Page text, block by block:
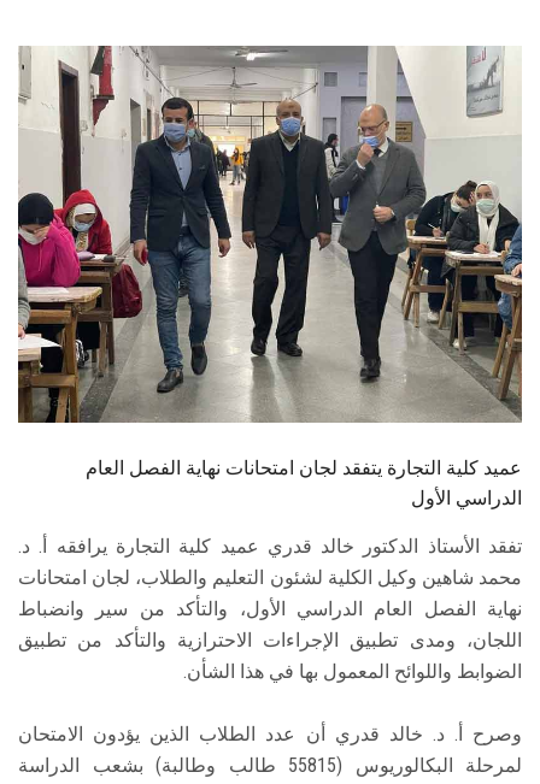
الطلاب
هيئة التدريس
الدراسات العليا
الخريجين
الموظفون
الزائـرون
عميد كلية التجارة يتفقد لجان امتحانات نهاية الفصل العام
الدراسي الأول
تفقد الأستاذ الدكتور خالد قدري عميد كلية التجارة يرافقه أ. د.
محمد شاهين وكيل الكلية لشئون التعليم والطلاب، لجان امتحانات
نهاية الفصل العام الدراسي الأول، والتأكد من سير وانضباط
اللجان، ومدى تطبيق الإجراءات الاحترازية والتأكد من تطبيق
الضوابط واللوائح المعمول بها في هذا الشأن.
وصرح أ. د. خالد قدري أن عدد الطلاب الذين يؤدون الامتحان
لمرحلة البكالوريوس (55815 طالب وطالبة) بشعب الدراسة